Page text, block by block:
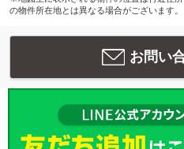
の物件所在地とは異なる場合がございます。
お問い